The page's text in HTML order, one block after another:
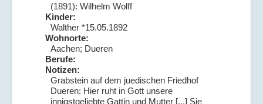
(1891): Wilhelm Wolff
Kinder:
Walther *15.05.1892
Wohnorte:
Aachen; Dueren
Berufe:
Notizen:
Grabstein auf dem juedischen Friedhof
Dueren: Hier ruht in Gott unsere
innigstgeliebte Gattin und Mutter [...] Sie